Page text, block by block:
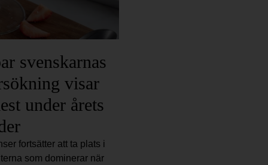
svenskarnas
visar
under årets
fortsätter att ta plats i
som dominerar när